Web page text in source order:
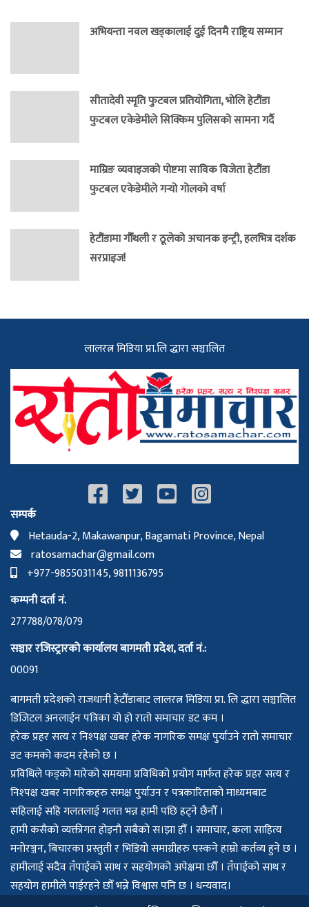
अभियन्ता नवल खड्कालाई दुई दिनमै राष्ट्रिय सम्मान
सीतादेवी स्मृति फुटबल प्रतियोगिता, भोलि हेटौंडा
फुटबल एकेडेमीले सिक्किम पुलिसको सामना गर्दै
माम्रिङ व्यवाइजको पोष्टमा साविक विजेता हेटौंडा
फुटबल एकेडेमीले गर्‍यो गोलको वर्षा
हेटौंडामा गौँथली र ठूलेको अचानक इन्ट्री, हलभित्र दर्शक
सरप्राइज!
लालरत्न मिडिया प्रा.लि द्धारा सञ्चालित
सम्पर्क
Hetauda-2, Makawanpur, Bagamati Province, Nepal
ratosamachar@gmail.com
+977-9855031145, 9811136795
कम्पनी दर्ता नं.
277788/078/079
सञ्चार रजिस्ट्रारको कार्यालय बागमती प्रदेश, दर्ता नं.:
00091
बागमती प्रदेशको राजधानी हेटौँडाबाट लालरत्न मिडिया प्रा. लि द्धारा सञ्चालित
डिजिटल अनलाईन पत्रिका यो हो रातो समाचार डट कम ।
हरेक प्रहर सत्य र निश्पक्ष खबर हरेक नागरिक समक्ष पुर्याउने रातो समाचार
डट कमको कदम रहेको छ ।
प्रविधिले फड्को मारेको समयमा प्रविधिको प्रयोग मार्फत हरेक प्रहर सत्य र
निश्पक्ष खबर नागरिकहरु समक्ष पुर्याउन र पत्रकारिताको माध्यमबाट
सहिलाई सहि गलतलाई गलत भन्न हामी पछि हट्ने छैनौँ ।
हामी कसैको व्यक्तीगत होइनौ सबैको स।झा हौँ । समाचार, कला साहित्य
मनोरञ्जन, बिचारका प्रस्तुती र भिडियो समाग्रीहरु पस्कने हाम्रो कर्तव्य हुने छ ।
हामीलाई सदैव तँपाईको साथ र सहयोगको अपेक्षमा छौँ । तँपाईको साथ र
सहयोग हामीले पाईरहने छौँ भन्ने विश्वास पनि छ । धन्यवाद।